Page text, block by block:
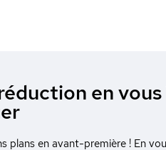
en
plans en avant-première ! En